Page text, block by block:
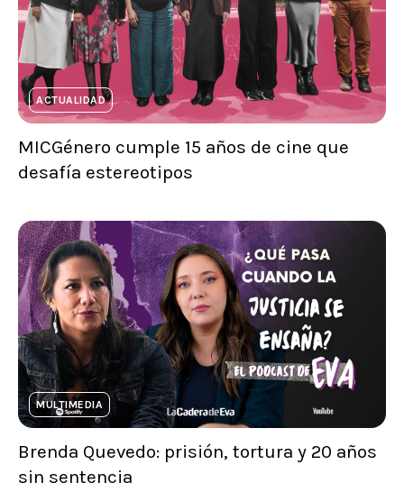
ACTUALIDAD
MICGénero cumple 15 años de cine que
desafía estereotipos
MULTIMEDIA
Brenda Quevedo: prisión, tortura y 20 años
sin sentencia